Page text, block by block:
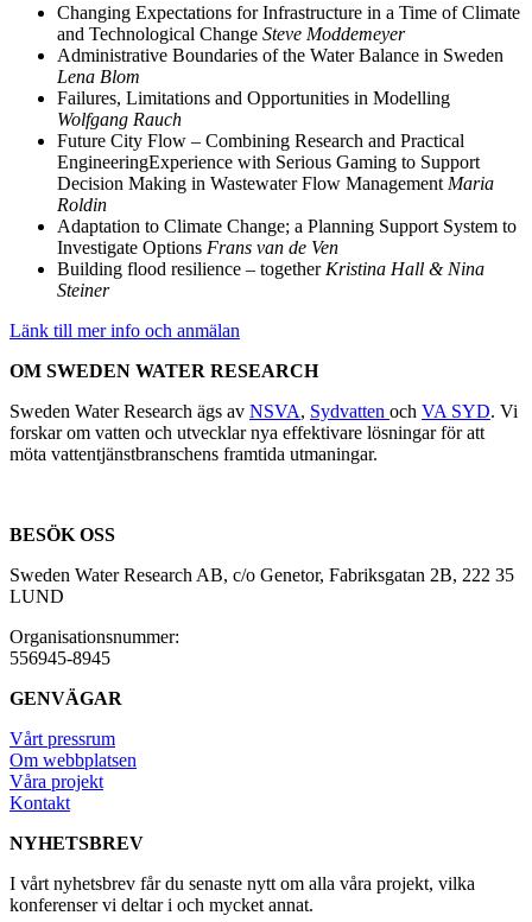
Changing Expectations for Infrastructure in a Time of Climate
and Technological Change Steve Moddemeyer
Administrative Boundaries of the Water Balance in Sweden
Lena Blom
Failures, Limitations and Opportunities in Modelling
Wolfgang Rauch
Future City Flow – Combining Research and Practical
EngineeringExperience with Serious Gaming to Support
Decision Making in Wastewater Flow Management Maria
Roldin
Adaptation to Climate Change; a Planning Support System to
Investigate Options Frans van de Ven
Building flood resilience – together Kristina Hall & Nina
Steiner
Länk till mer info och anmälan
OM SWEDEN WATER RESEARCH
Sweden Water Research ägs av NSVA, Sydvatten och VA SYD. Vi
forskar om vatten och utvecklar nya effektivare lösningar för att
möta vattentjänstbranschens framtida utmaningar.
BESÖK OSS
Sweden Water Research AB, c/o Genetor, Fabriksgatan 2B, 222 35
LUND
Organisationsnummer:
556945-8945
GENVÄGAR
Vårt pressrum
Om webbplatsen
Våra projekt
Kontakt
NYHETSBREV
I vårt nyhetsbrev får du senaste nytt om alla våra projekt, vilka
konferenser vi deltar i och mycket annat.